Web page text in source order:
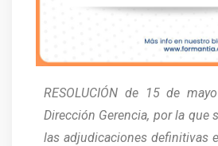
RESOLUCIÓN de 15 de
Dirección Gerencia, por la que
las adjudicaciones definitivas